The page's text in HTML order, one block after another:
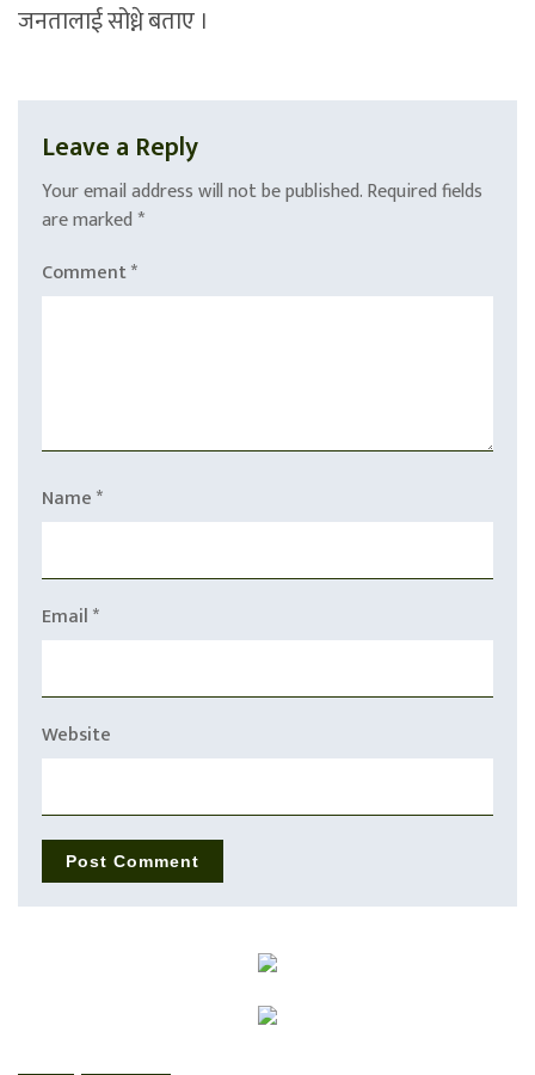
जनतालाई सोध्ने बताए ।
Leave a Reply
Your email address will not be published.Required fields
are marked *
Comment*
Name*
Email*
Website